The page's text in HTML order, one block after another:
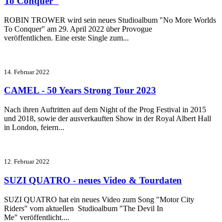
ROBIN TROWER wird sein neues Studioalbum "No More Worlds
To Conquer" am 29. April 2022 über Provogue
veröffentlichen. Eine erste Single zum...
14. Februar 2022
CAMEL - 50 Years Strong Tour 2023
Nach ihren Auftritten auf dem Night of the Prog Festival in 2015
und 2018, sowie der ausverkauften Show in der Royal Albert Hall
in London, feiern...
12. Februar 2022
SUZI QUATRO - neues Video & Tourdaten
SUZI QUATRO hat ein neues Video zum Song "Motor City
Riders" vom aktuellen Studioalbum "The Devil In
Me" veröffentlicht....